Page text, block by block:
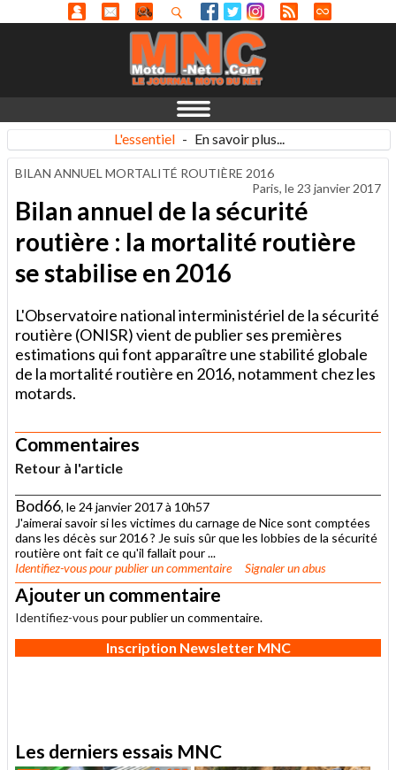
L'essentiel - En savoir plus...
BILAN ANNUEL MORTALITÉ ROUTIÈRE 2016
Paris, le 23 janvier 2017
Bilan annuel de la sécurité
routière : la mortalité routière
se stabilise en 2016
L'Observatoire national interministériel de la sécurité
routière (ONISR) vient de publier ses premières
estimations qui font apparaître une stabilité globale
de la mortalité routière en 2016, notamment chez les
motards.
Commentaires
Retour à l'article
Bod66, le 24 janvier 2017 à 10h57
J'aimerai savoir si les victimes du carnage de Nice sont comptées
dans les décès sur 2016 ? Je suis sûr que les lobbies de la sécurité
routière ont fait ce qu'il fallait pour ...
Identifiez-vouspour publier un commentaire Signaler un abus
Ajouter un commentaire
Identifiez-vous pour publier un commentaire.
Inscription Newsletter MNC
Les derniers essais MNC